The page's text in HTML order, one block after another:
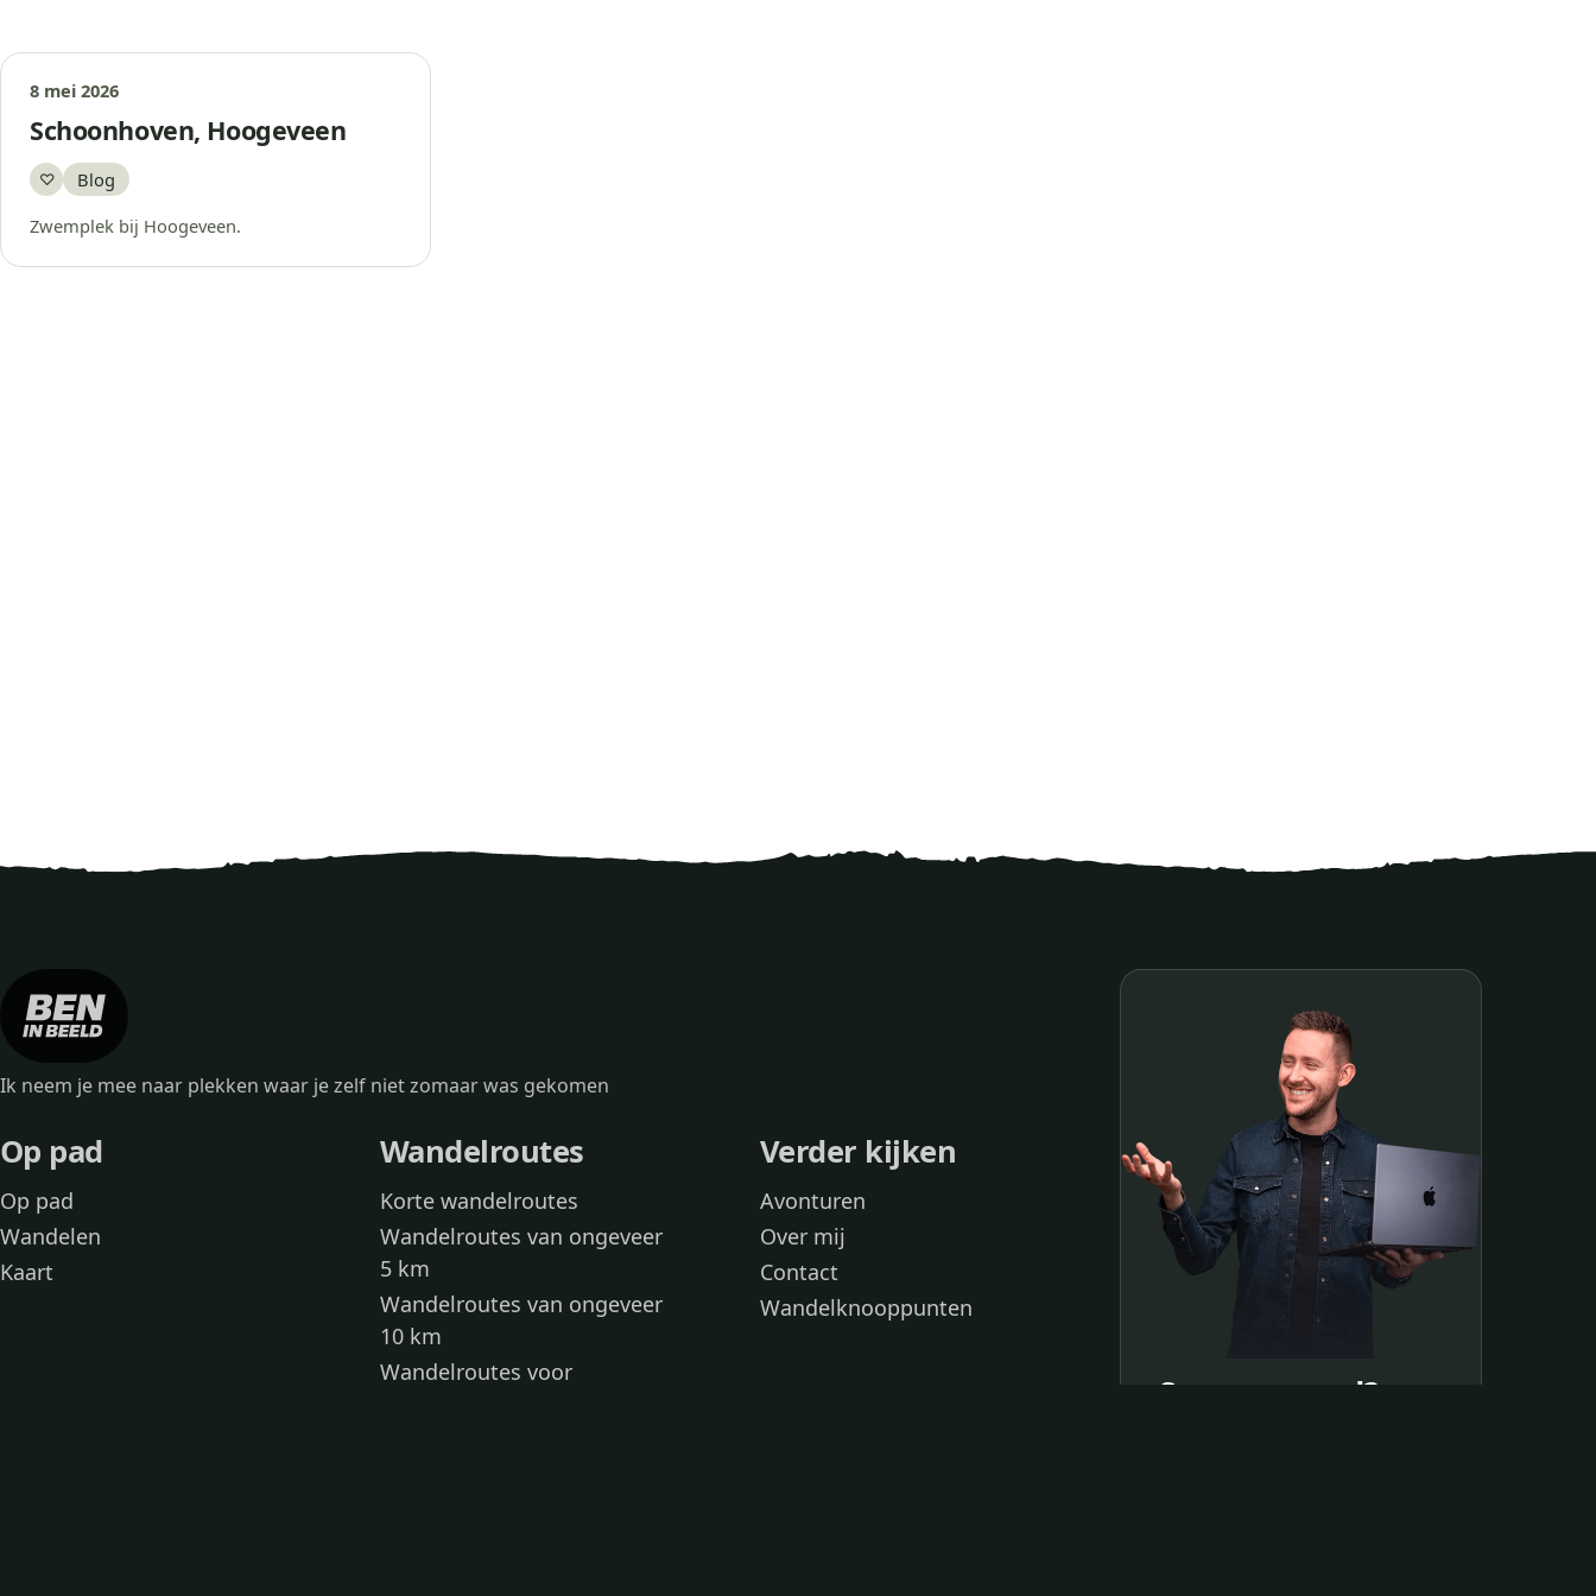
8 mei 2026
Schoonhoven, Hoogeveen
♡
Bewaar
Blog
Zwemplek bij Hoogeveen.
Ik neem je mee naar plekken waar je zelf niet zomaar was gekomen
Op pad
Op pad
Wandelen
Kaart
Wandelroutes
Korte wandelroutes
Wandelroutes van ongeveer
5 km
Wandelroutes van ongeveer
10 km
Wandelroutes voor
Verder kijken
Avonturen
Over mij
Contact
Wandelknooppunten
Samen op pad?